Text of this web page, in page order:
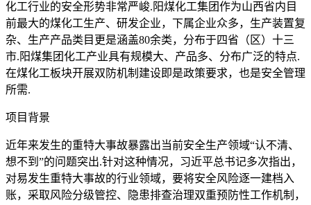
化工行业的安全形势非常严峻.阳煤化工集团作为山西省内目
前最大的煤化工生产、研发企业，下属企业众多，生产装置复
杂、生产产品类目更是涵盖80余类，分布于四省（区）十三
市.阳煤集团化工产业具有规模大、产品多、分布广泛的特点.
在煤化工板块开展双防机制建设即是政策要求，也是安全管理
所需.
项目背景
近年来发生的重特大事故暴露出当前安全生产领域“认不清、
想不到”的问题突出.针对这种情况，习近平总书记多次指出，
对易发生重特大事故的行业领域，要将安全风险逐一建档入
账，采取风险分级管控、隐患排查治理双重预防性工作机制，